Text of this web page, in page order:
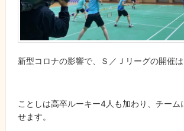
新型コロナの影響で、Ｓ／Ｊリーグの開催は
ことしは高卒ルーキー4人も加わり、チーム
せます。